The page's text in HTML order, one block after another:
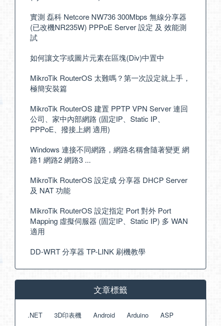
實測 磊科 Netcore NW736 300Mbps 無線分享器
(已改機NR235W) PPPoE Server 設定 及 效能測
試
如何讓文字或圖片元素在區塊(Div)中置中
MikroTik RouterOS 太難嗎？第一次設定就上手，
極簡安裝篇
MikroTik RouterOS 建置 PPTP VPN Server 連回
公司、家中內部網路 (固定IP、Static IP、
PPPoE、撥接上網 適用)
Windows 連接不同網路，網路名稱會隨著變更 網
路1 網路2 網路3 ...
MikroTik RouterOS 設定成 分享器 DHCP Server
及 NAT 功能
MikroTik RouterOS 設定指定 Port 對外 Port
Mapping 虛擬伺服器 (固定IP、Static IP) 多 WAN
適用
DD-WRT 分享器 TP-LINK 刷機教學
文章標籤
.NET 3D印表機 Android Arduino
ASP